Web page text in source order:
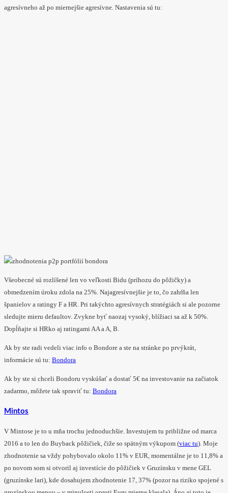
agresívneho až po miernejšie agresívne. Nastavenia sú tu:
Všeobecné sú rozlíšené len vo veľkosti Bidu (príhozu do pôžičky) a
obmedzením úroku zdola na 25%. Najagresívnejšie je to, čo zahŕňa len
španielov a ratingy F a HR. Pri takýchto agresívnych stratégiách si ale pozorne
sledujte mieru defaultov. Zvykne byť naozaj vysoký, blížiaci sa až k 50%.
Dopĺňajte si HRko aj ratingami AA a A, B.
Ak by ste radi vedeli viac info o Bondore a ste na stránke po prvýkrát,
informácie sú tu: Bondora
Ak by ste si chceli Bondoru vyskúšať a dostať 5€ na investovanie na začiatok
zadarmo, môžete tak spraviť tu: Bondora
Mintos
V Mintose je to u mňa trochu jednoduchšie. Investujem tu približne od marca
2016 a to len do Buyback pôžičiek, čiže so spätným výkupom (viac tu). Moje
zhodnotenie sa vždy pohybovalo okolo 11% v EUR, momentálne je to 11,8% a
po novom som si otvoril aj investície do pôžičiek v Gruzínsku v mene GEL
(gruzínske lari), kde dosahujem zhodnotenie 17, 37% (pozor na riziko spojené s